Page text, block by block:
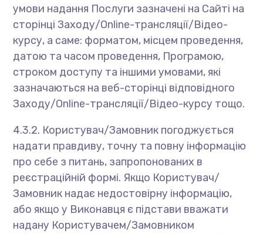
умови надання Послуги зазначені на Сайті на
сторінці Заходу/Online-трансляції/Відео-
курсу, а саме: форматом, місцем проведення,
датою та часом проведення, Програмою,
строком доступу та іншими умовами, які
зазначаються на веб-сторінці відповідного
Заходу/Online-трансляції/Відео-курсу тощо.
4.3.2. Користувач/Замовник погоджується
надати правдиву, точну та повну інформацію
про себе з питань, запропонованих в
реєстраційній формі. Якщо Користувач/
Замовник надає недостовірну інформацію,
або якщо у Виконавця є підстави вважати
надану Користувачем/Замовником